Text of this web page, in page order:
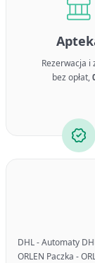
Rezerwacja i
bez opłat,
DHL - Automaty
ORLEN Paczka -